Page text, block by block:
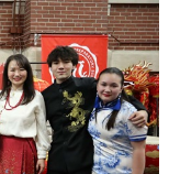
物多样性研究与中美
赴约 —— 密苏里植物
Darek演绎一场古筝